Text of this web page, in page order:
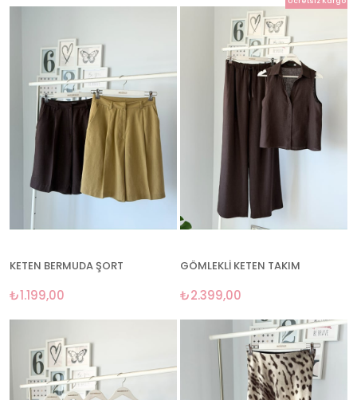
KETEN BERMUDA ŞORT
₺1.199,00
GÖMLEKLİ KETEN TAKIM
₺2.399,00